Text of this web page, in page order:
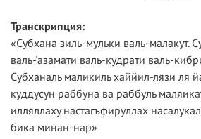
Транскрипция:
«Субхана зиль-мульки валь-малакут.
валь-'азамати валь-кудрати валь-
Субханаль маликиль хаййил-лязи ля
куддусун раббуна ва раббуль
илляллаху настагъфируллах
бика минан-нар»